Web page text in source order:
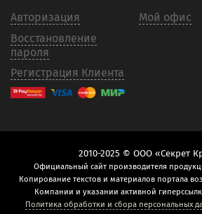
Авторизация
Восстановление
пароля
Регистрация Клиента
Мой офис
2010-2025 © ООО «Секрет
Официальный сайт производителя
Копирование текстов и материалов портала
Компании и указании активной
Политика обработки и сбора персональных